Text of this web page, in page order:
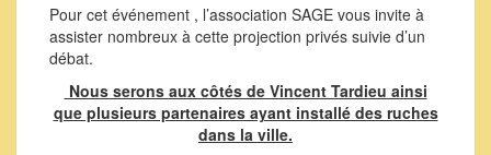
Pour cet événement , l’association SAGE vous invite à
assister nombreux à cette projection privés suivie d’un
débat.
Nous serons aux côtés de Vincent Tardieu ainsi
que plusieurs partenaires ayant installé des ruches
dans la ville.